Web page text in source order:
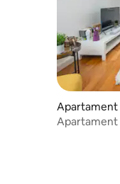
Apartament
Kanol Y
Apartament